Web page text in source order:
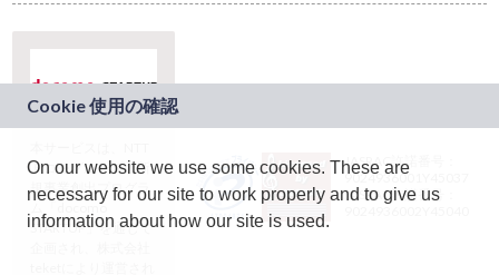
ドコモグループの新
規事業創出プログラ
ム「docomo
STARTUP」を通じて
JASRAC許諾番号：
9024936001Y45037
JASRAC許諾番号：
On our website we use some cookies. These are
necessary for our site to work properly and to give us
information about how our site is used.